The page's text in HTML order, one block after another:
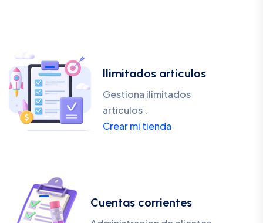
Ilimitados articulos
Gestiona ilimitados
articulos .
Crear mi tienda
Cuentas corrientes